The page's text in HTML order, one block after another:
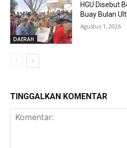
DAERAH
HGU Disebut
Buay Bulan
Agustus 1, 2026
TINGGALKAN KOMENTAR